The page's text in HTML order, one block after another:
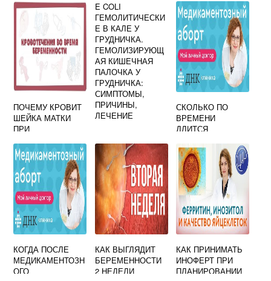
ПРОГНОЗ
ПОЧЕМУ КРОВИТ
ШЕЙКА МАТКИ
ПРИ
E COLI
ГЕМОЛИТИЧЕСКИ
Е В КАЛЕ У
ГРУДНИЧКА.
ГЕМОЛИЗИРУЮЩ
АЯ КИШЕЧНАЯ
ПАЛОЧКА У
ГРУДНИЧКА:
СИМПТОМЫ,
ПРИЧИНЫ,
ЛЕЧЕНИЕ
СКОЛЬКО ПО
ВРЕМЕНИ
ДЛИТСЯ
ПРЕРЫВАНИЕ
БЕРЕМЕННОСТИ
КОГДА ПОСЛЕ
МЕДИКАМЕНТОЗН
ОГО
КАК ВЫГЛЯДИТ
БЕРЕМЕННОСТИ
2 НЕДЕЛИ
КАК ПРИНИМАТЬ
ИНОФЕРТ ПРИ
ПЛАНИРОВАНИИ